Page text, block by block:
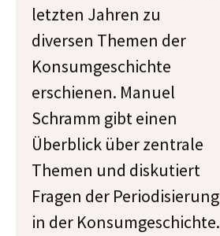
letzten Jahren zu
diversen Themen der
Konsumgeschichte
erschienen. Manuel
Schramm gibt einen
Überblick über zentrale
Themen und diskutiert
Fragen der Periodisierung
in der Konsumgeschichte.